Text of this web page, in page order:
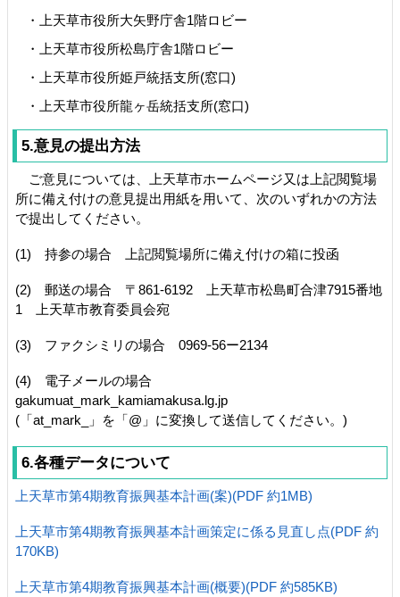
・上天草市役所大矢野庁舎1階ロビー
・上天草市役所松島庁舎1階ロビー
・上天草市役所姫戸統括支所(窓口)
・上天草市役所龍ヶ岳統括支所(窓口)
5.意見の提出方法
ご意見については、上天草市ホームページ又は上記閲覧場
所に備え付けの意見提出用紙を用いて、次のいずれかの方法
で提出してください。
(1) 持参の場合 上記閲覧場所に備え付けの箱に投函
(2) 郵送の場合 〒861-6192 上天草市松島町合津7915番地
1 上天草市教育委員会宛
(3) ファクシミリの場合 0969-56ー2134
(4) 電子メールの場合
(「at_mark_」を「@」に変換して送信してください。)
6.各種データについて
上天草市第4期教育振興基本計画(案)(PDF 約1MB)
上天草市第4期教育振興基本計画策定に係る見直し点(PDF 約
170KB)
上天草市第4期教育振興基本計画(概要)(PDF 約585KB)